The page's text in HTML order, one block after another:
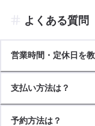
よくある質問
営業時間・定休日を
支払い方法は？
予約方法は？